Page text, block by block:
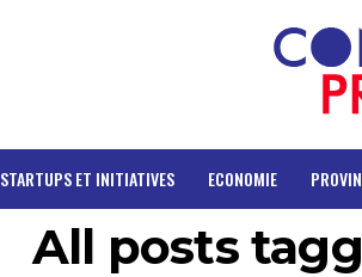
STARTUPS ET INITIATIVES ECONOMIE
All posts